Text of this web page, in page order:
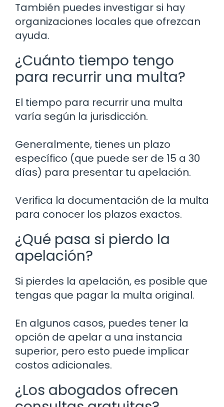
También puedes investigar si hay
organizaciones locales que ofrezcan
ayuda.
¿Cuánto tiempo tengo
para recurrir una multa?
El tiempo para recurrir una multa
varía según la jurisdicción.
Generalmente, tienes un plazo
específico (que puede ser de 15 a 30
días) para presentar tu apelación.
Verifica la documentación de la multa
para conocer los plazos exactos.
¿Qué pasa si pierdo la
apelación?
Si pierdes la apelación, es posible que
tengas que pagar la multa original.
En algunos casos, puedes tener la
opción de apelar a una instancia
superior, pero esto puede implicar
costos adicionales.
¿Los abogados ofrecen